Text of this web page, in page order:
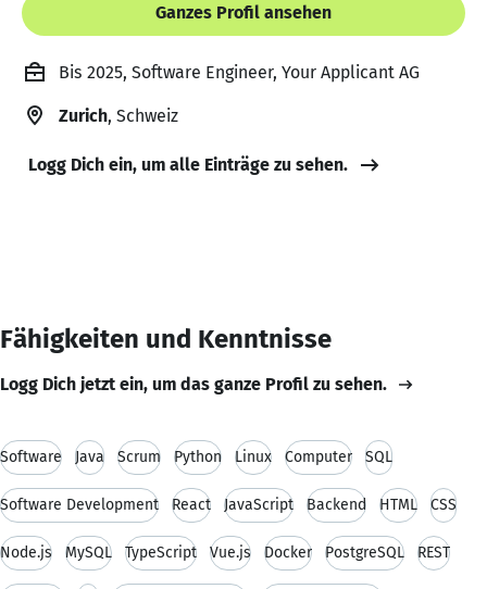
Ganzes Profil ansehen
Bis 2025, Software Engineer, Your Applicant AG
Zurich, Schweiz
Logg Dich ein, um alle Einträge zu sehen.
Fähigkeiten und Kenntnisse
Logg Dich jetzt ein, um das ganze Profil zu sehen.
Software Java Scrum Python Linux Computer SQL
Software Development React JavaScript Backend HTML CSS
Node.js MySQL TypeScript Vue.js Docker PostgreSQL REST